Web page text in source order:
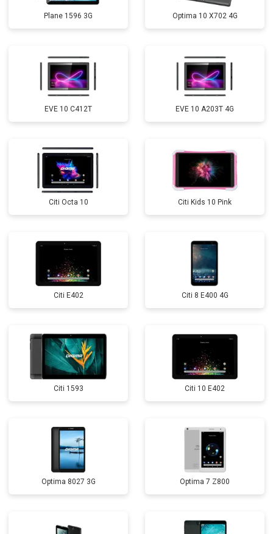
Plane 1596 3G Optima 10 X702 4G
EVE 10 C412T EVE 10 A203T 4G
Citi Octa 10 Citi Kids 10 Pink
Citi E402 Citi 8 E400 4G
Citi 1593 Citi 10 E402
Optima 8027 3G Optima 7 Z800